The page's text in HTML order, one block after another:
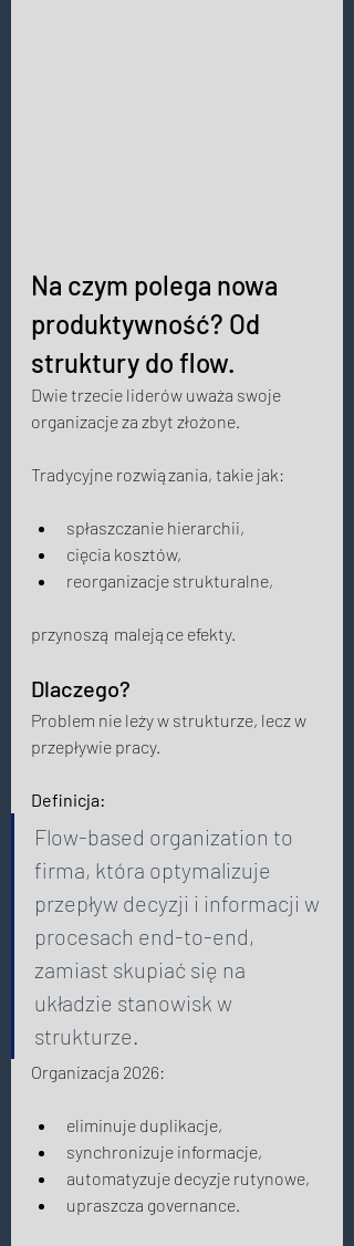
Na czym polega nowa
produktywność? Od
struktury do flow.
Dwie trzecie liderów uważa swoje
organizacje za zbyt złożone.
Tradycyjne rozwiązania, takie jak:
spłaszczanie hierarchii,
cięcia kosztów,
reorganizacje strukturalne,
przynoszą malejące efekty.
Dlaczego?
Problem nie leży w strukturze, lecz w
przepływie pracy.
Definicja:
Flow-based organization to
firma, która optymalizuje
przepływ decyzji i informacji w
procesach end-to-end,
zamiast skupiać się na
układzie stanowisk w
strukturze.
Organizacja 2026:
eliminuje duplikacje,
synchronizuje informacje,
automatyzuje decyzje rutynowe,
upraszcza governance.